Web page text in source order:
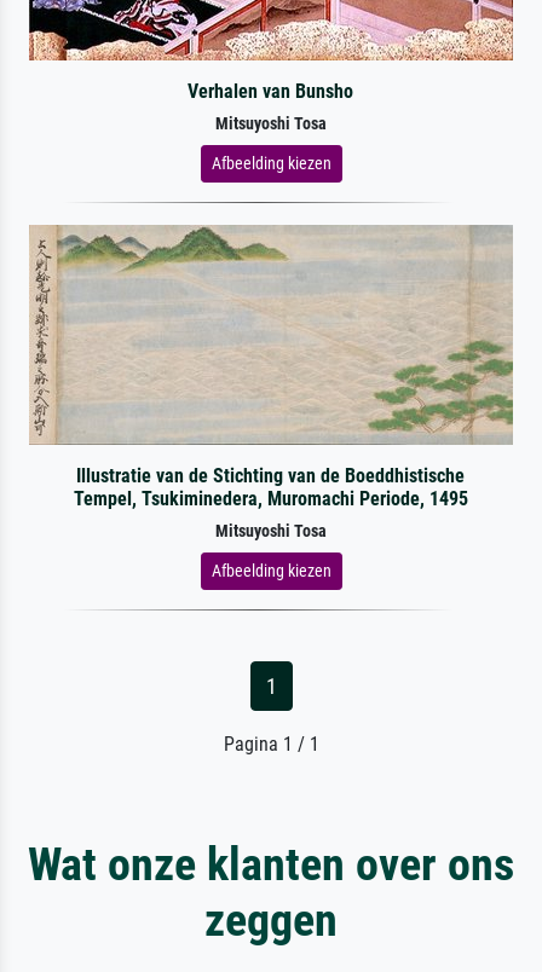
Verhalen van Bunsho
Mitsuyoshi Tosa
Afbeelding kiezen
Illustratie van de Stichting van de Boeddhistische
Tempel, Tsukiminedera, Muromachi Periode, 1495
Mitsuyoshi Tosa
Afbeelding kiezen
1
Pagina 1 / 1
Wat onze klanten over ons
zeggen